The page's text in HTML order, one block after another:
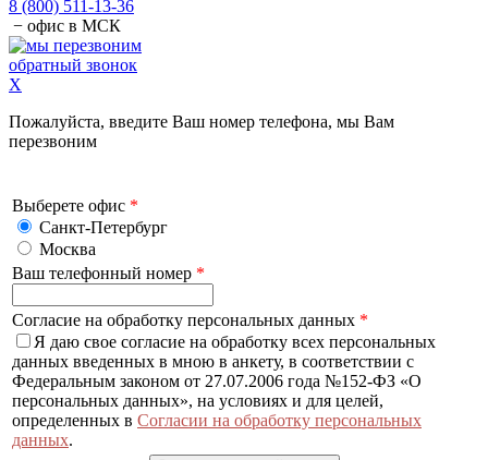
8 (800) 511-13-36
− офис в МСК
обратный звонок
X
Пожалуйста, введите Ваш номер телефона, мы Вам
перезвоним
Выберете офис *
Санкт-Петербург
Москва
Ваш телефонный номер *
Согласие на обработку персональных данных *
Я даю свое согласие на обработку всех персональных
данных введенных в мною в анкету, в соответствии с
Федеральным законом от 27.07.2006 года №152-ФЗ «О
персональных данных», на условиях и для целей,
определенных в Согласии на обработку персональных
данных.